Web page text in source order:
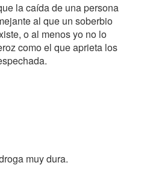
la caída de una persona
al que un soberbio
o al menos yo no lo
como el que aprieta los
muy dura.